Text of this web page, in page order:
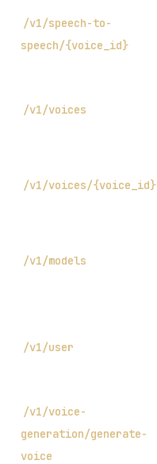
/v1/speech-to-
speech/{voice_id}
/v1/voices
/v1/voices/{voice_id}
/v1/models
/v1/user
/v1/voice-
generation/generate-
voice